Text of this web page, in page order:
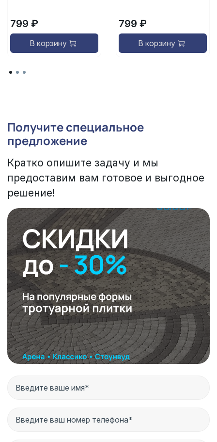
799 ₽
В корзину
799 ₽
В корзину
Получите специальное
предложение
Кратко опишите задачу и мы
предоставим вам готовое и выгодное
решение!